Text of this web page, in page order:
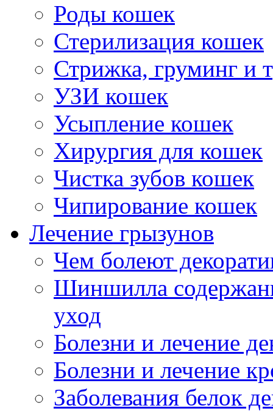
Роды кошек
Стерилизация кошек
Стрижка, груминг и
УЗИ кошек
Усыпление кошек
Хирургия для кошек
Чистка зубов кошек
Чипирование кошек
Лечение грызунов
Чем болеют
Шиншилла
уход
Болезни и лечение
Болезни и лечение
Заболевания белок